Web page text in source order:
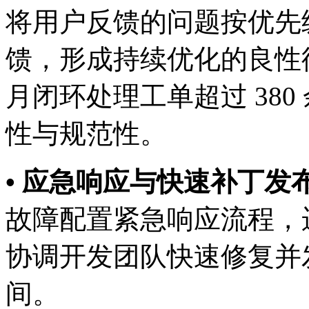
将用户反馈的问题按优先级
馈，形成持续优化的良
月闭环处理工单超过 380
性与规范性。
• 应急响应与快速补丁发布
故障配置紧急响应流程
协调开发团队快速修复并
间。